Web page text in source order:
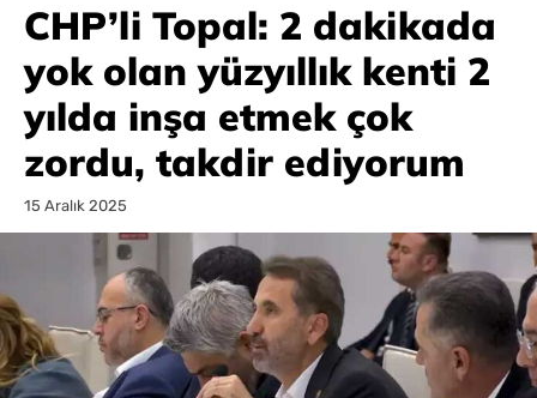
CHP’li Topal: 2 dakikada
yok olan yüzyıllık kenti 2
yılda inşa etmek çok
zordu, takdir ediyorum
15 Aralık 2025